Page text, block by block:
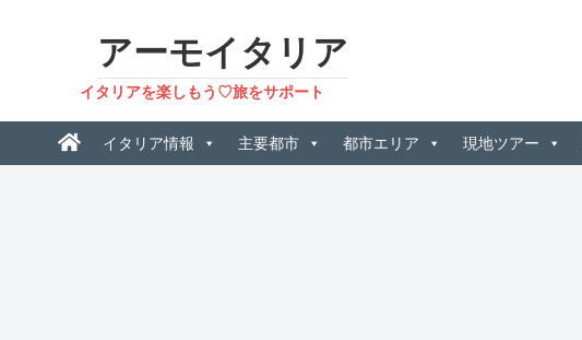
アーモイタリア
イタリアを楽しもう♡旅をサポート
イタリア情報 主要都市 都市エリア 現地ツアー